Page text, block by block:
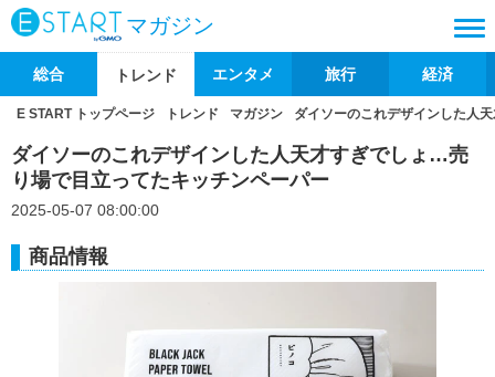
マガジン
総合 トレンド エンタメ 旅行 経済
E START トップページ トレンド マガジン ダイソーのこれデザインした人
ダイソーのこれデザインした人天才すぎでしょ…売
り場で目立ってたキッチンペーパー
2025-05-07 08:00:00
商品情報